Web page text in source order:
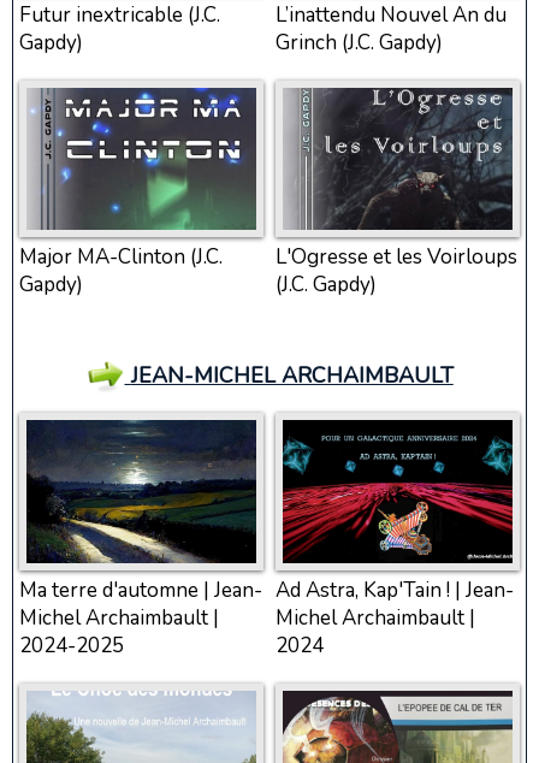
Futur inextricable (J.C.
Gapdy)
L’inattendu Nouvel An du
Grinch (J.C. Gapdy)
Major MA-Clinton (J.C.
Gapdy)
L'Ogresse et les Voirloups
(J.C. Gapdy)
JEAN-MICHEL ARCHAIMBAULT
Ma terre d'automne | Jean-
Michel Archaimbault |
2024-2025
Ad Astra, Kap'Tain ! | Jean-
Michel Archaimbault |
2024